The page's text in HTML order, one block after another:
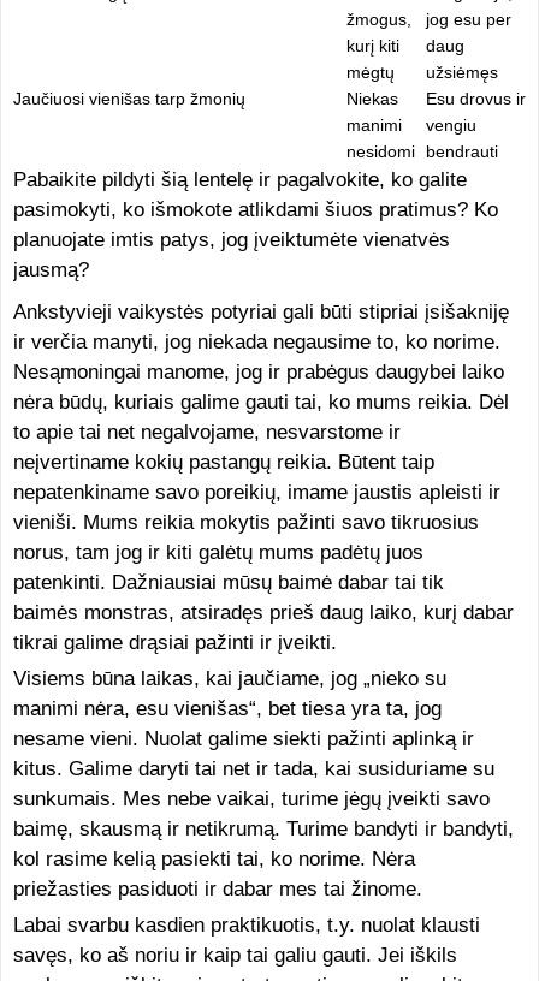
žmogus,
kurį kiti
mėgtų
jog esu per
daug
užsiėmęs
Jaučiuosi vienišas tarp žmonių
Niekas
manimi
nesidomi
Esu drovus ir
vengiu
bendrauti
Pabaikite pildyti šią lentelę ir pagalvokite, ko galite
pasimokyti, ko išmokote atlikdami šiuos pratimus? Ko
planuojate imtis patys, jog įveiktumėte vienatvės
jausmą?
Ankstyvieji vaikystės potyriai gali būti stipriai įsišakniję
ir verčia manyti, jog niekada negausime to, ko norime.
Nesąmoningai manome, jog ir prabėgus daugybei laiko
nėra būdų, kuriais galime gauti tai, ko mums reikia. Dėl
to apie tai net negalvojame, nesvarstome ir
neįvertiname kokių pastangų reikia. Būtent taip
nepatenkiname savo poreikių, imame jaustis apleisti ir
vieniši. Mums reikia mokytis pažinti savo tikruosius
norus, tam jog ir kiti galėtų mums padėtų juos
patenkinti. Dažniausiai mūsų baimė dabar tai tik
baimės monstras, atsiradęs prieš daug laiko, kurį dabar
tikrai galime drąsiai pažinti ir įveikti.
Visiems būna laikas, kai jaučiame, jog „nieko su
manimi nėra, esu vienišas“, bet tiesa yra ta, jog
nesame vieni. Nuolat galime siekti pažinti aplinką ir
kitus. Galime daryti tai net ir tada, kai susiduriame su
sunkumais. Mes nebe vaikai, turime jėgų įveikti savo
baimę, skausmą ir netikrumą. Turime bandyti ir bandyti,
kol rasime kelią pasiekti tai, ko norime. Nėra
priežasties pasiduoti ir dabar mes tai žinome.
Labai svarbu kasdien praktikuotis, t.y. nuolat klausti
savęs, ko aš noriu ir kaip tai galiu gauti. Jei iškils